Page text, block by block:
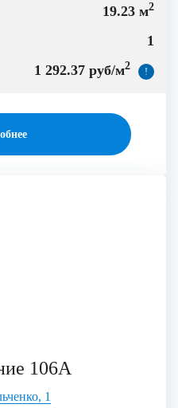
19.23 м2
1
1 292.37 руб/м2 !
106А
1